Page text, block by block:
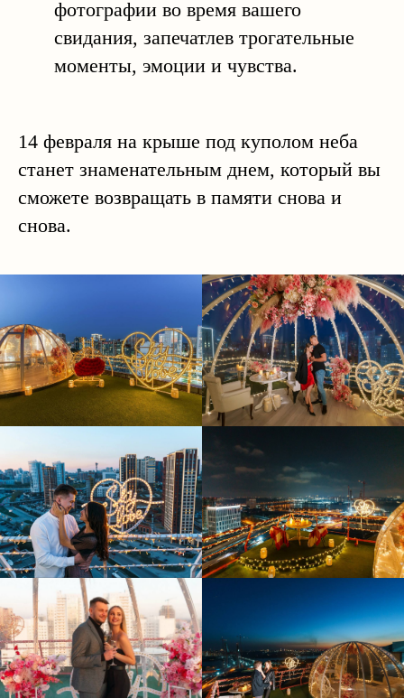
фотографии во время вашего
свидания, запечатлев трогательные
моменты, эмоции и чувства.
14 февраля на крыше под куполом неба
станет знаменательным днем, который вы
сможете возвращать в памяти снова и
снова.